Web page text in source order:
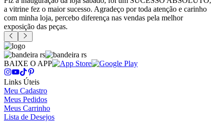
a vitrine fez o maior sucesso. Agradeço por toda atenção e carinho
com minha loja, percebo diferença nas vendas pela melhor
exposição das peças.
BAIXE O APP
Links Úteis
Meu Cadastro
Meus Pedidos
Meus Carrinho
Lista de Desejos